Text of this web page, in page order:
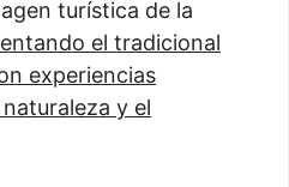
turística de la
el tradicional
experiencias
y el